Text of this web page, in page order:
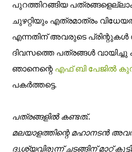
പുറത്തിറങ്ങിയ പത്രങ്ങളെല്ലാം
ചുഴറ്റിയും എത്രമാത്രം
എന്നതിന് അവരുടെ പ്രിന്റുകൾ
ദിവസത്തെ പത്രങ്ങൾ വായിച്ചു
ഞാനെന്റെ എഫ് ബി പേജിൽ
പകർത്തട്ടെ.
പത്രങ്ങളിൽ കണ്ടത്..
മലയാളത്തിന്റെ മഹാനടൻ
ദൃശ്യവിരുന്ന് ചടങ്ങിന് മാറ്റ്